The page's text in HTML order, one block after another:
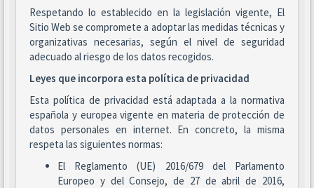
Respetando lo establecido en la legislación vigente, El
Sitio Web se compromete a adoptar las medidas técnicas y
organizativas necesarias, según el nivel de seguridad
adecuado al riesgo de los datos recogidos.
Leyes que incorpora esta política de privacidad
Esta política de privacidad está adaptada a la normativa
española y europea vigente en materia de protección de
datos personales en internet. En concreto, la misma
respeta las siguientes normas:
El Reglamento (UE) 2016/679 del Parlamento
Europeo y del Consejo, de 27 de abril de 2016,